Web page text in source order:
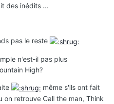
des inédits ...
pas le reste
n'est-il pas plus
High?
même s'ils ont fait
on retrouve Call the man, Think